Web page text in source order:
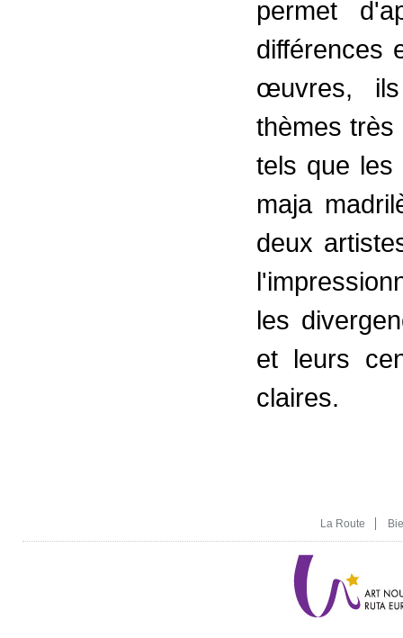
permet
différences
œuvres,
thèmes très
tels que les
maja
deux
les
et leurs
claires.
La Route